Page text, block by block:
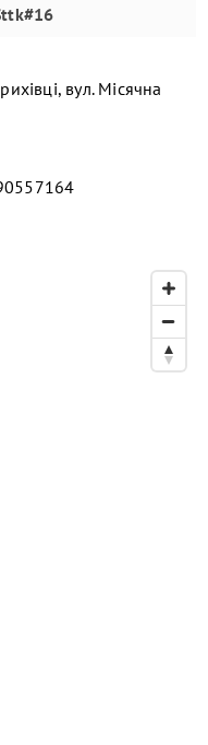
вул. Місячна